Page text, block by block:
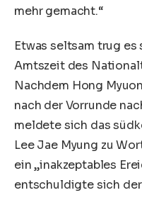
mehr gemacht.“
Etwas seltsam trug
Amtszeit des
Nachdem Hong
nach der Vorrunde
meldete sich das
Lee Jae Myung zu
ein „inakzeptables
entschuldigte sich